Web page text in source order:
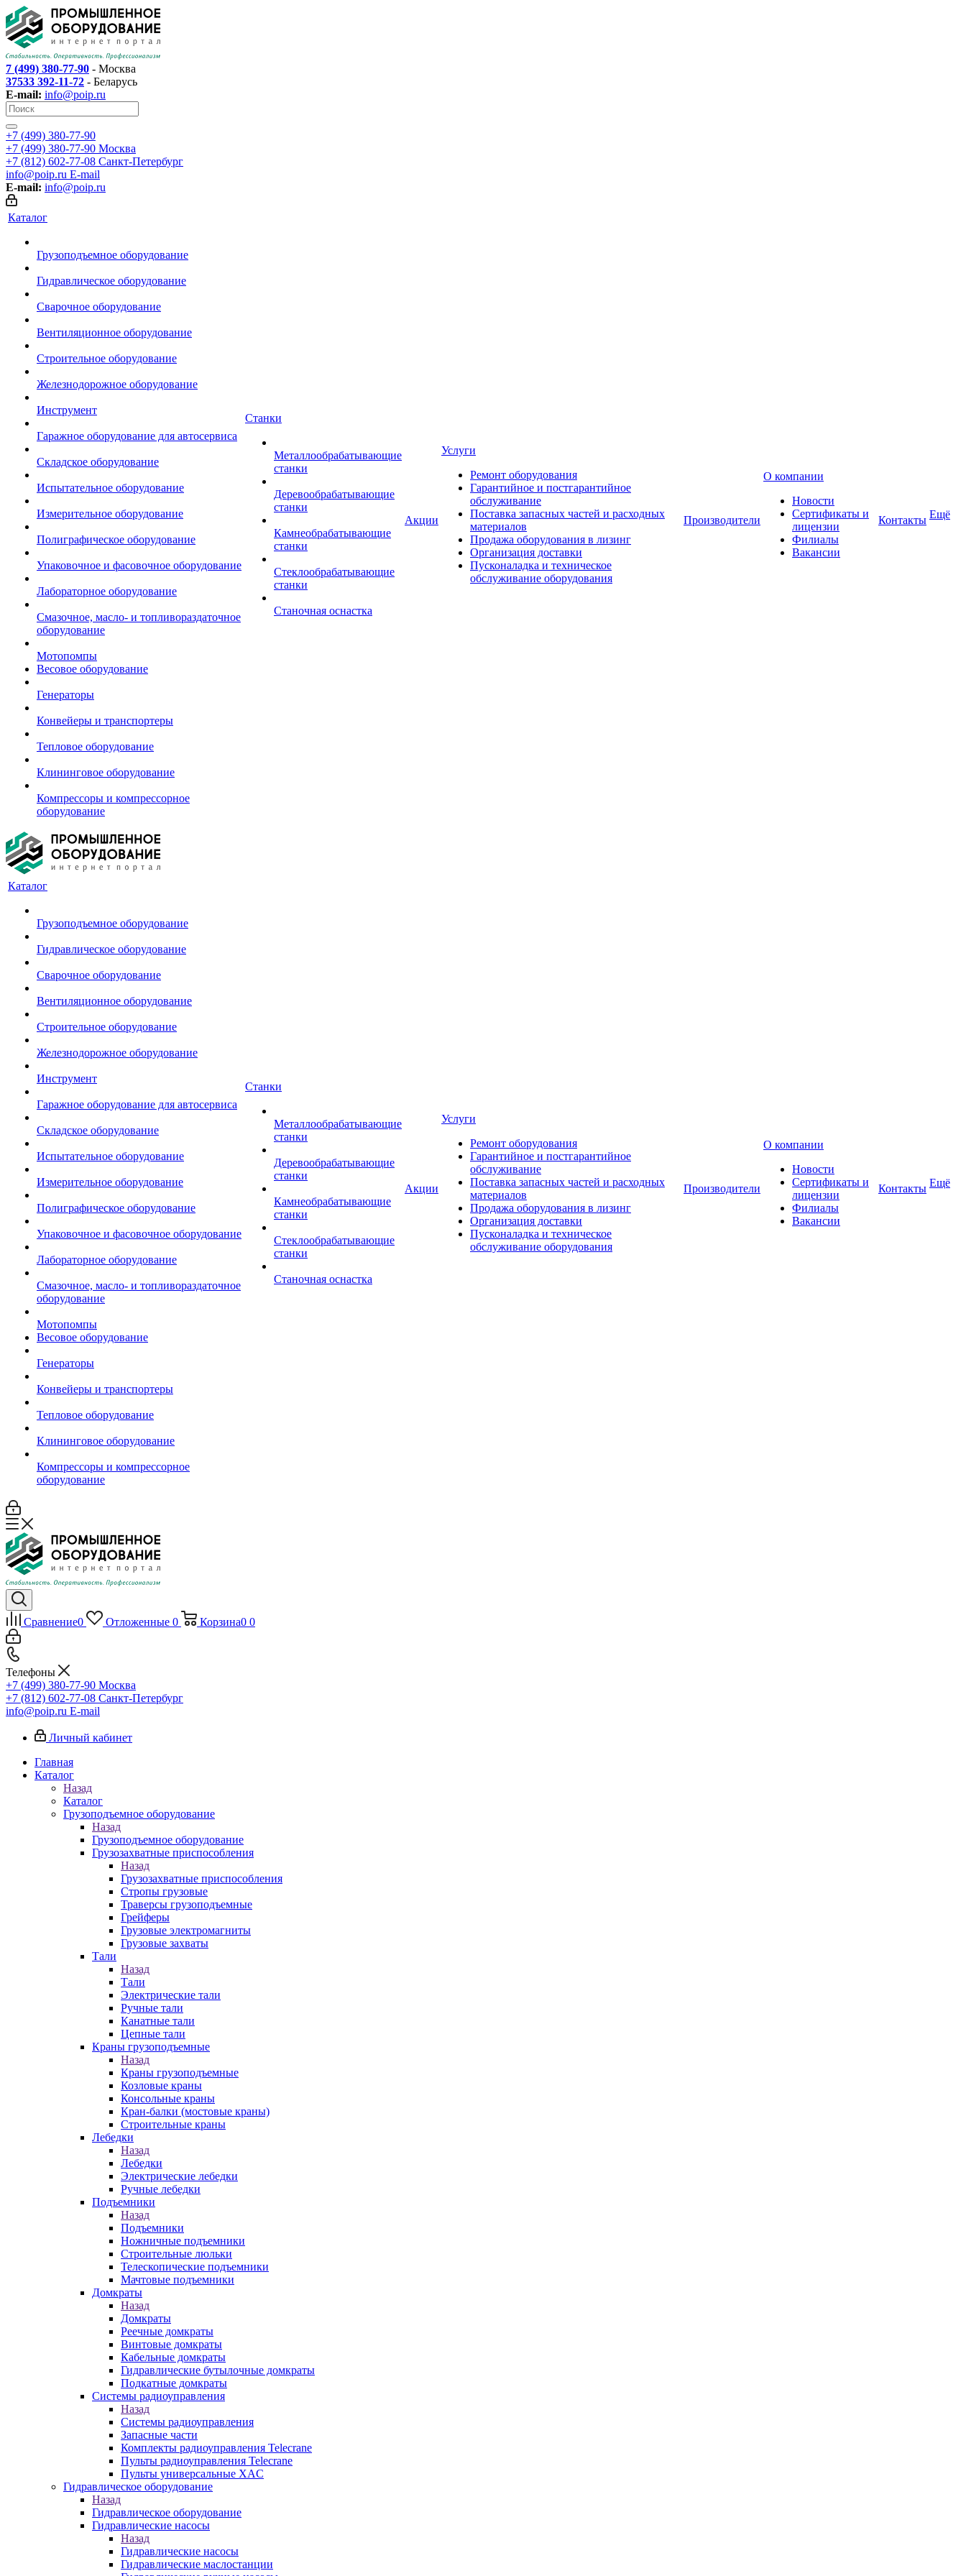
7 (499) 380-77-90 - Москва
37533 392-11-72 - Беларусь
E-mail: info@poip.ru
+7 (499) 380-77-90
+7 (499) 380-77-90 Москва
+7 (812) 602-77-08 Санкт-Петербург
info@poip.ru E-mail
E-mail: info@poip.ru
Каталог
Грузоподъемное оборудование
Гидравлическое оборудование
Сварочное оборудование
Вентиляционное оборудование
Строительное оборудование
Железнодорожное оборудование
Инструмент
Гаражное оборудование для автосервиса
Складское оборудование
Испытательное оборудование
Измерительное оборудование
Полиграфическое оборудование
Упаковочное и фасовочное оборудование
Лабораторное оборудование
Смазочное, масло- и топливораздаточное
оборудование
Мотопомпы
Весовое оборудование
Генераторы
Конвейеры и транспортеры
Тепловое оборудование
Клининговое оборудование
Компрессоры и компрессорное
оборудование
Станки
Металлообрабатывающие
станки
Деревообрабатывающие
станки
Камнеобрабатывающие
станки
Стеклообрабатывающие
станки
Станочная оснастка
Акции
Услуги
Ремонт оборудования
Гарантийное и постгарантийное
обслуживание
Поставка запасных частей и расходных
материалов
Продажа оборудования в лизинг
Организация доставки
Пусконаладка и техническое
обслуживание оборудования
Производители
О компании
Новости
Сертификаты и
лицензии
Филиалы
Вакансии
Контакты Ещё
Каталог
Грузоподъемное оборудование
Гидравлическое оборудование
Сварочное оборудование
Вентиляционное оборудование
Строительное оборудование
Железнодорожное оборудование
Инструмент
Гаражное оборудование для автосервиса
Складское оборудование
Испытательное оборудование
Измерительное оборудование
Полиграфическое оборудование
Упаковочное и фасовочное оборудование
Лабораторное оборудование
Смазочное, масло- и топливораздаточное
оборудование
Мотопомпы
Весовое оборудование
Генераторы
Конвейеры и транспортеры
Тепловое оборудование
Клининговое оборудование
Компрессоры и компрессорное
оборудование
Станки
Металлообрабатывающие
станки
Деревообрабатывающие
станки
Камнеобрабатывающие
станки
Стеклообрабатывающие
станки
Станочная оснастка
Акции
Услуги
Ремонт оборудования
Гарантийное и постгарантийное
обслуживание
Поставка запасных частей и расходных
материалов
Продажа оборудования в лизинг
Организация доставки
Пусконаладка и техническое
обслуживание оборудования
Производители
О компании
Новости
Сертификаты и
лицензии
Филиалы
Вакансии
Контакты Ещё
Сравнение0 Отложенные 0 Корзина0 0
Телефоны
+7 (499) 380-77-90 Москва
+7 (812) 602-77-08 Санкт-Петербург
info@poip.ru E-mail
Личный кабинет
Главная
Каталог
Назад
Каталог
Грузоподъемное оборудование
Назад
Грузоподъемное оборудование
Грузозахватные приспособления
Назад
Грузозахватные приспособления
Стропы грузовые
Траверсы грузоподъемные
Грейферы
Грузовые электромагниты
Грузовые захваты
Тали
Назад
Тали
Электрические тали
Ручные тали
Канатные тали
Цепные тали
Краны грузоподъемные
Назад
Краны грузоподъемные
Козловые краны
Консольные краны
Кран-балки (мостовые краны)
Строительные краны
Лебедки
Назад
Лебедки
Электрические лебедки
Ручные лебедки
Подъемники
Назад
Подъемники
Ножничные подъемники
Строительные люльки
Телескопические подъемники
Мачтовые подъемники
Домкраты
Назад
Домкраты
Реечные домкраты
Винтовые домкраты
Кабельные домкраты
Гидравлические бутылочные домкраты
Подкатные домкраты
Системы радиоуправления
Назад
Системы радиоуправления
Запасные части
Комплекты радиоуправления Telecrane
Пульты радиоуправления Telecrane
Пульты универсальные XAC
Гидравлическое оборудование
Назад
Гидравлическое оборудование
Гидравлические насосы
Назад
Гидравлические насосы
Гидравлические маслостанции